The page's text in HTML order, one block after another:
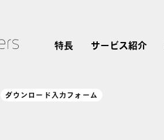
特長 サービス紹介
ダウンロード入力フォーム